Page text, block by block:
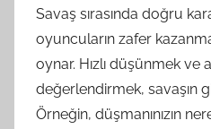
Savaş sırasında doğru
oyuncuların zafer
oynar. Hızlı düşünmek ve
değerlendirmek, savaşın
Örneğin, düşmanınızın